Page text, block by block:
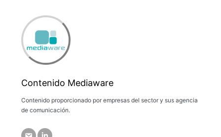
Contenido Mediaware
Contenido proporcionado por empresas del sector y sus agencia
de comunicación.